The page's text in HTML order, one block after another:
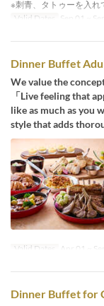
※刺青、タトゥーを入れ
Valid Dates
Sep 01 ~
Dinner Buffet
We value the
「Live feeling that
like as much as you
style that adds
Valid Dates Apr 01 ~
Dinner Buffet for